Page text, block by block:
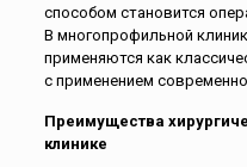
способом становится
В многопрофильной
применяются как
с применением
Преимущества
клинике